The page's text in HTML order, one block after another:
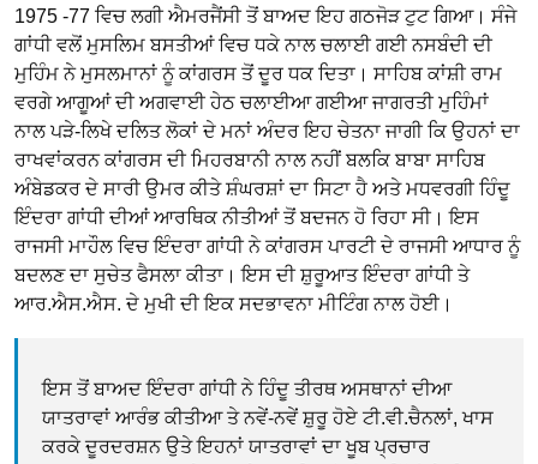
1975 -77 ਵਿਚ ਲਗੀ ਐਮਰਜੈਂਸੀ ਤੋਂ ਬਾਅਦ ਇਹ ਗਠਜੋੜ ਟੁਟ ਗਿਆ। ਸੰਜੇ
ਗਾਂਧੀ ਵਲੋਂ ਮੁਸਲਿਮ ਬਸਤੀਆਂ ਵਿਚ ਧਕੇ ਨਾਲ ਚਲਾਈ ਗਈ ਨਸਬੰਦੀ ਦੀ
ਮੁਹਿੰਮ ਨੇ ਮੁਸਲਮਾਨਾਂ ਨੂੰ ਕਾਂਗਰਸ ਤੋਂ ਦੂਰ ਧਕ ਦਿਤਾ। ਸਾਹਿਬ ਕਾਂਸ਼ੀ ਰਾਮ
ਵਰਗੇ ਆਗੂਆਂ ਦੀ ਅਗਵਾਈ ਹੇਠ ਚਲਾਈਆ ਗਈਆ ਜਾਗਰਤੀ ਮੁਹਿੰਮਾਂ
ਨਾਲ ਪੜੇ-ਲਿਖੇ ਦਲਿਤ ਲੋਕਾਂ ਦੇ ਮਨਾਂ ਅੰਦਰ ਇਹ ਚੇਤਨਾ ਜਾਗੀ ਕਿ ਉਹਨਾਂ ਦਾ
ਰਾਖਵਾਂਕਰਨ ਕਾਂਗਰਸ ਦੀ ਮਿਹਰਬਾਨੀ ਨਾਲ ਨਹੀਂ ਬਲਕਿ ਬਾਬਾ ਸਾਹਿਬ
ਅੰਬੇਡਕਰ ਦੇ ਸਾਰੀ ਉਮਰ ਕੀਤੇ ਸ਼ੰਘਰਸ਼ਾਂ ਦਾ ਸਿਟਾ ਹੈ ਅਤੇ ਮਧਵਰਗੀ ਹਿੰਦੂ
ਇੰਦਰਾ ਗਾਂਧੀ ਦੀਆਂ ਆਰਥਿਕ ਨੀਤੀਆਂ ਤੋਂ ਬਦਜਨ ਹੋ ਰਿਹਾ ਸੀ। ਇਸ
ਰਾਜਸੀ ਮਾਹੌਲ ਵਿਚ ਇੰਦਰਾ ਗਾਂਧੀ ਨੇ ਕਾਂਗਰਸ ਪਾਰਟੀ ਦੇ ਰਾਜਸੀ ਆਧਾਰ ਨੂੰ
ਬਦਲਣ ਦਾ ਸੁਚੇਤ ਫੈਸਲਾ ਕੀਤਾ। ਇਸ ਦੀ ਸ਼ੁਰੂਆਤ ਇੰਦਰਾ ਗਾਂਧੀ ਤੇ
ਆਰ.ਐਸ.ਐਸ. ਦੇ ਮੁਖੀ ਦੀ ਇਕ ਸਦਭਾਵਨਾ ਮੀਟਿੰਗ ਨਾਲ ਹੋਈ।
ਇਸ ਤੋਂ ਬਾਅਦ ਇੰਦਰਾ ਗਾਂਧੀ ਨੇ ਹਿੰਦੂ ਤੀਰਥ ਅਸਥਾਨਾਂ ਦੀਆ
ਯਾਤਰਾਵਾਂ ਆਰੰਭ ਕੀਤੀਆ ਤੇ ਨਵੇਂ-ਨਵੇਂ ਸ਼ੁਰੂ ਹੋਏ ਟੀ.ਵੀ.ਚੈਨਲਾਂ, ਖਾਸ
ਕਰਕੇ ਦੂਰਦਰਸ਼ਨ ਉਤੇ ਇਹਨਾਂ ਯਾਤਰਾਵਾਂ ਦਾ ਖੂਬ ਪ੍ਰਚਾਰ